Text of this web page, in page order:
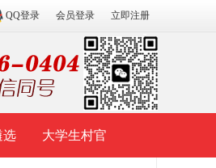
QQ登录 会员登录 立即注册
选 大学生村官